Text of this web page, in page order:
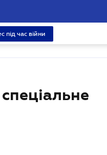
під час війни